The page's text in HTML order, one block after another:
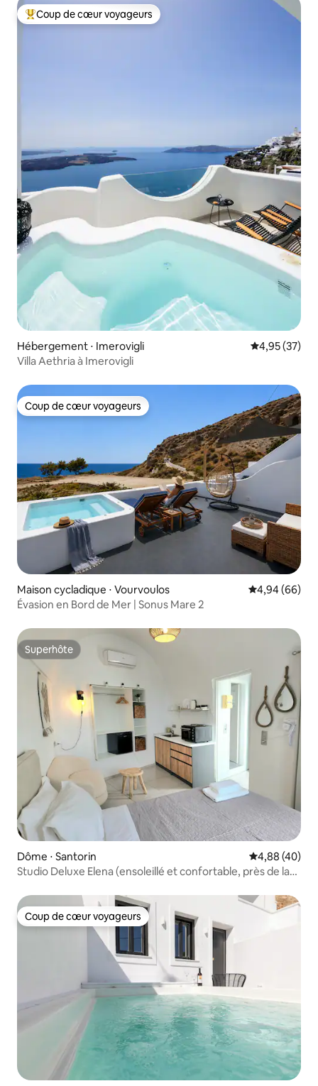
Coups de cœur voyageurs les plus appréciés
Coup de cœur voyageurs
Hébergement ⋅ Imerovigli Évaluation
4,95 (37)
Villa Aethria à Imerovigli
Coup de cœur voyageurs
Coup de cœur voyageurs
Maison cycladique ⋅ Vourvoulos Évaluation
4,94 (66)
Évasion en Bord de Mer | Sonus Mare 2
Superhôte
Superhôte
Dôme ⋅ Santorin Évaluation
4,88 (40)
Studio Deluxe Elena (ensoleillé et confortable, près de la
Coup de cœur voyageurs
Coup de cœur voyageurs